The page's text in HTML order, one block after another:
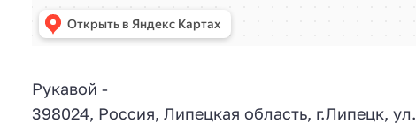
Рукавой -
398024, Россия, Липецкая область, г.Липецк, ул.